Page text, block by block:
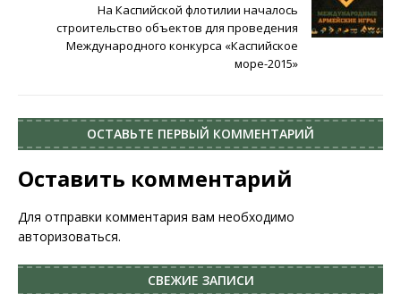
На Каспийской флотилии началось
строительство объектов для проведения
Международного конкурса «Каспийское
море-2015»
ОСТАВЬТЕ ПЕРВЫЙ КОММЕНТАРИЙ
Оставить комментарий
Для отправки комментария вам необходимо
авторизоваться.
СВЕЖИЕ ЗАПИСИ